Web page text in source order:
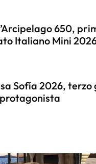
650,
Italiano Mini
Sofía 2026, terzo